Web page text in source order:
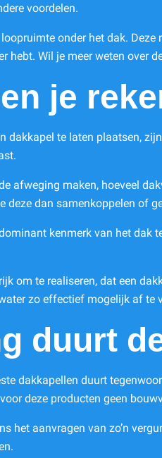
voordelen.
loopruimte onder het dak.
hebt. Wil je meer weten over
je
dakkapel te laten plaatsen,
afweging maken, hoeveel
deze dan samenkoppelen of
kenmerk van het
om te realiseren, dat een
zo effectief mogelijk af te
duurt
dakkapellen duurt
deze producten geen
het aanvragen van zo’n